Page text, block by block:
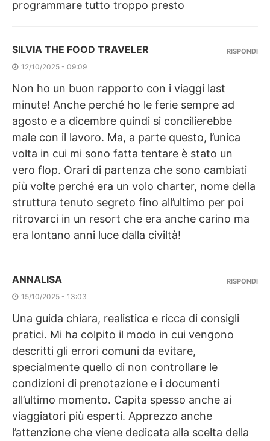
programmare tutto troppo presto
SILVIA THE FOOD TRAVELER
12/10/2025 - 09:09
Non ho un buon rapporto con i viaggi last
minute! Anche perché ho le ferie sempre ad
agosto e a dicembre quindi si concilierebbe
male con il lavoro. Ma, a parte questo, l’unica
volta in cui mi sono fatta tentare è stato un
vero flop. Orari di partenza che sono cambiati
più volte perché era un volo charter, nome della
struttura tenuto segreto fino all’ultimo per poi
ritrovarci in un resort che era anche carino ma
era lontano anni luce dalla civiltà!
RISPONDI
ANNALISA
15/10/2025 - 13:03
Una guida chiara, realistica e ricca di consigli
pratici. Mi ha colpito il modo in cui vengono
descritti gli errori comuni da evitare,
specialmente quello di non controllare le
condizioni di prenotazione e i documenti
all’ultimo momento. Capita spesso anche ai
viaggiatori più esperti. Apprezzo anche
l’attenzione che viene dedicata alla scelta della
RISPONDI